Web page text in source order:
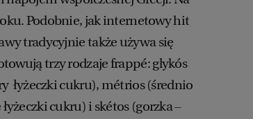
Podobnie, jak internetowy hit
tradycyjnie także używa się
trzy rodzaje frappé: glykós
łyżeczki cukru), métrios (średnio
cukru) i skétos (gorzka –